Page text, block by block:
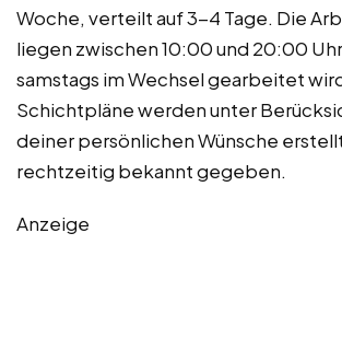
Woche, verteilt auf 3-4 Tage. Die
liegen zwischen 10:00 und 20:00
samstags im Wechsel gearbeitet
Schichtpläne werden unter
deiner persönlichen Wünsche
rechtzeitig bekannt gegeben.
Anzeige